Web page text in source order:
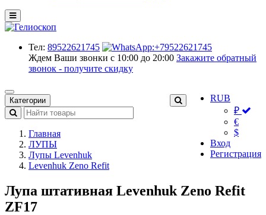
Тел: 89522621745
Ждем Ваши звонки с 10:00 до 20:00 Закажите обратный
звонок - получите скидку
RUB
₽
€
$
Вход
Регистрация
Категории
Главная
ЛУПЫ
Лупы Levenhuk
Levenhuk Zeno Refit
Лупа штативная Levenhuk Zeno Refit
ZF17